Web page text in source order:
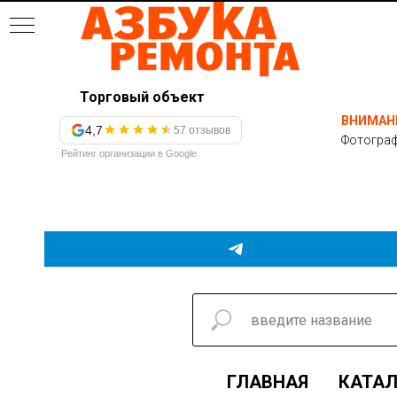
Торговый объект
4,7 57 отзывов
Рейтинг организации в Google
ГЛАВНАЯ